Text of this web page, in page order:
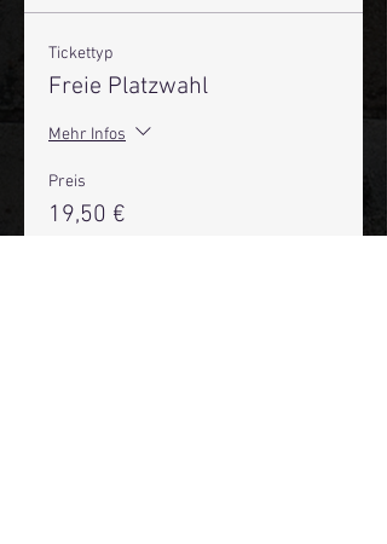
Tickettyp
Freie Platzwahl
Mehr Infos
Preis
19,50 €